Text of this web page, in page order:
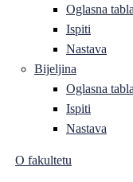
Oglasna tabla
Ispiti
Nastava
Bijeljina
Oglasna tabla
Ispiti
Nastava
O fakultetu